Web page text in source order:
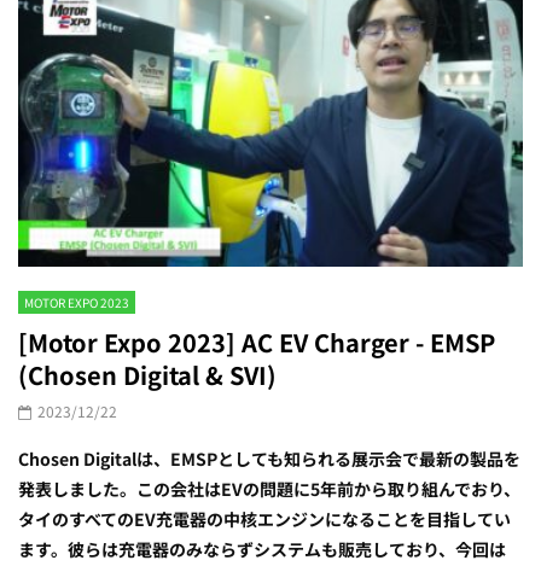
MOTOR EXPO 2023
[Motor Expo 2023] AC EV Charger - EMSP
(Chosen Digital & SVI)
2023/12/22
Chosen Digitalは、EMSPとしても知られる展示会で最新の製品を
発表しました。この会社はEVの問題に5年前から取り組んでおり、
タイのすべてのEV充電器の中核エンジンになることを目指してい
ます。彼らは充電器のみならずシステムも販売しており、今回は